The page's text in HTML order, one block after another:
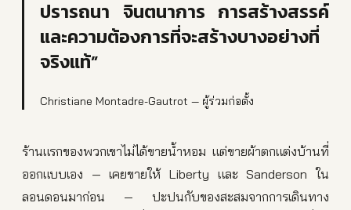
ปรารถนา จินตนาการ การสร้างสรรค์
และความต้องการที่จะสร้างบางอย่างที่
จริงแท้”
Christiane Montadre-Gautrot — ผู้ร่วมก่อตั้ง
ร้านแรกของพวกเขาไม่ได้ขายน้ำหอม แต่ขายผ้าตกแต่งบ้านที่
ออกแบบเอง — เคยขายให้ Liberty และ Sanderson ใน
ลอนดอนมาก่อน — ปะปนกับของสะสมจากการเดินทาง